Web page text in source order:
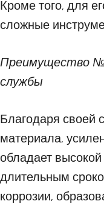
Кроме того, для
сложные
Преимущество
службы
Благодаря своей
материала,
обладает
длительным
коррозии,